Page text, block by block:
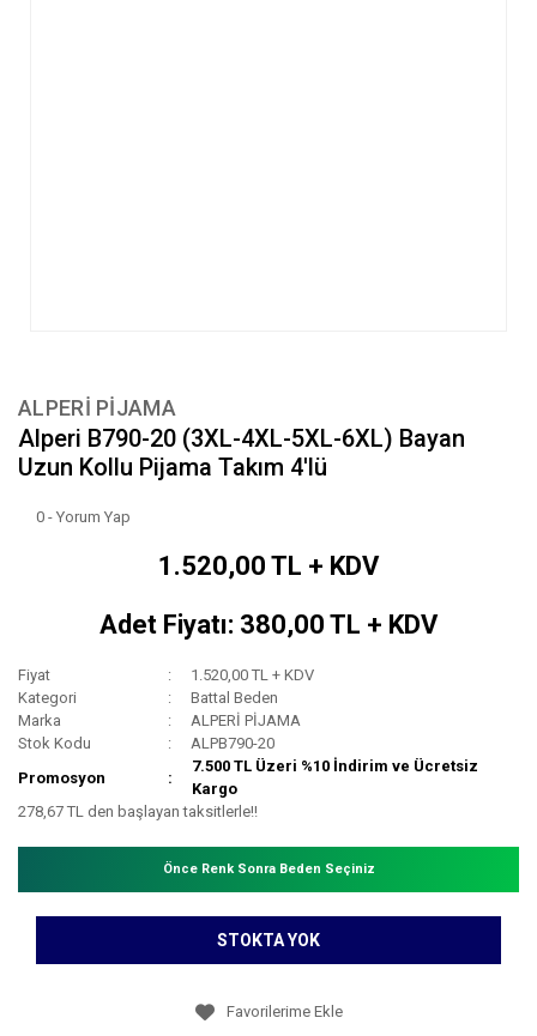
ALPERİ PİJAMA
Alperi B790-20 (3XL-4XL-5XL-6XL) Bayan
Uzun Kollu Pijama Takım 4'lü
0 - Yorum Yap
1.520,00 TL + KDV
Adet Fiyatı: 380,00 TL + KDV
Fiyat
1.520,00 TL + KDV
Kategori
Battal Beden
Marka
ALPERİ PİJAMA
Stok Kodu
ALPB790-20
Promosyon
7.500 TL Üzeri %10 İndirim ve Ücretsiz
Kargo
278,67 TL den başlayan taksitlerle!!
Önce Renk Sonra Beden Seçiniz
STOKTA YOK